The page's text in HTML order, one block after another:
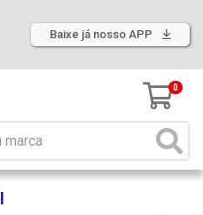
Baixe já nosso APP
0